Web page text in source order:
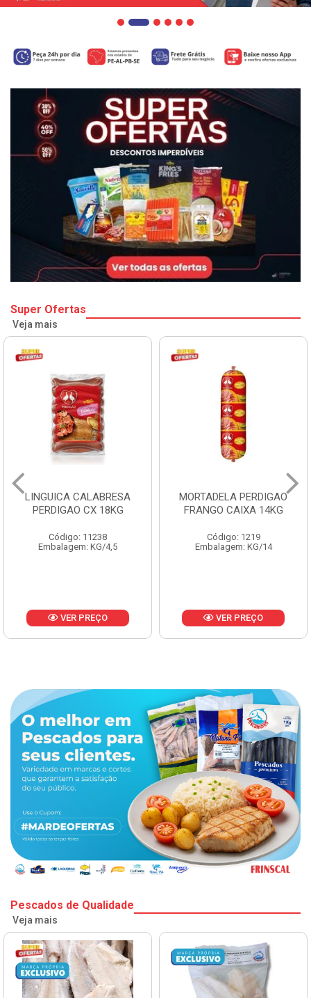
Super Ofertas
Veja mais
LINGUICA CALABRESA
PERDIGAO CX 18KG
Código: 11238
Embalagem: KG/4,5
VER PREÇO
MORTADELA PERDIGAO
FRANGO CAIXA 14KG
Código: 1219
Embalagem: KG/14
VER PREÇO
Pescados de Qualidade
Veja mais